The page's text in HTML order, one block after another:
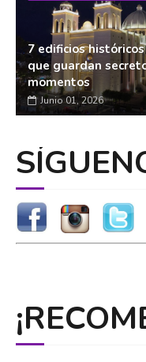
7 edificios
que guardan
momentos
Junio 01, 2026